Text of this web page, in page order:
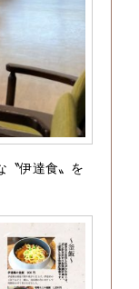
〝伊達食〟を